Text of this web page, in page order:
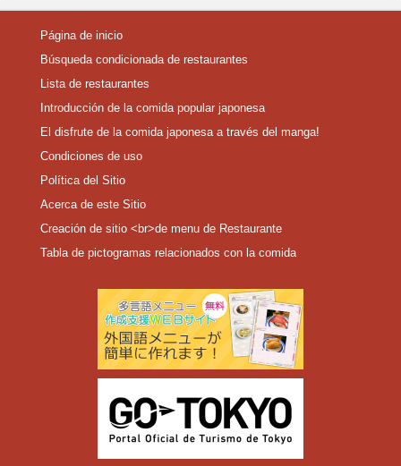
Página de inicio
Búsqueda condicionada de restaurantes
Lista de restaurantes
Introducción de la comida popular japonesa
El disfrute de la comida japonesa a través del manga!
Condiciones de uso
Política del Sitio
Acerca de este Sitio
Creación de sitio <br>de menu de Restaurante
Tabla de pictogramas relacionados con la comida